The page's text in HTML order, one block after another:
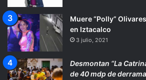
Muere “Polly”
en Iztacalco
3 julio, 2021
Desmontan “La
de 40 mdp de